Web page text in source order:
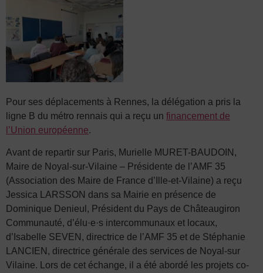
Pour ses déplacements à Rennes, la délégation a pris la
ligne B du métro rennais qui a reçu un financement de
l’Union européenne.
Avant de repartir sur Paris, Murielle MURET-BAUDOIN,
Maire de Noyal-sur-Vilaine – Présidente de l’AMF 35
(Association des Maire de France d’Ille-et-Vilaine) a reçu
Jessica LARSSON dans sa Mairie en présence de
Dominique Denieul, Président du Pays de Châteaugiron
Communauté, d’élu·e·s intercommunaux et locaux,
d’Isabelle SEVEN, directrice de l’AMF 35 et de Stéphanie
LANCIEN, directrice générale des services de Noyal-sur
Vilaine. Lors de cet échange, il a été abordé les projets co-